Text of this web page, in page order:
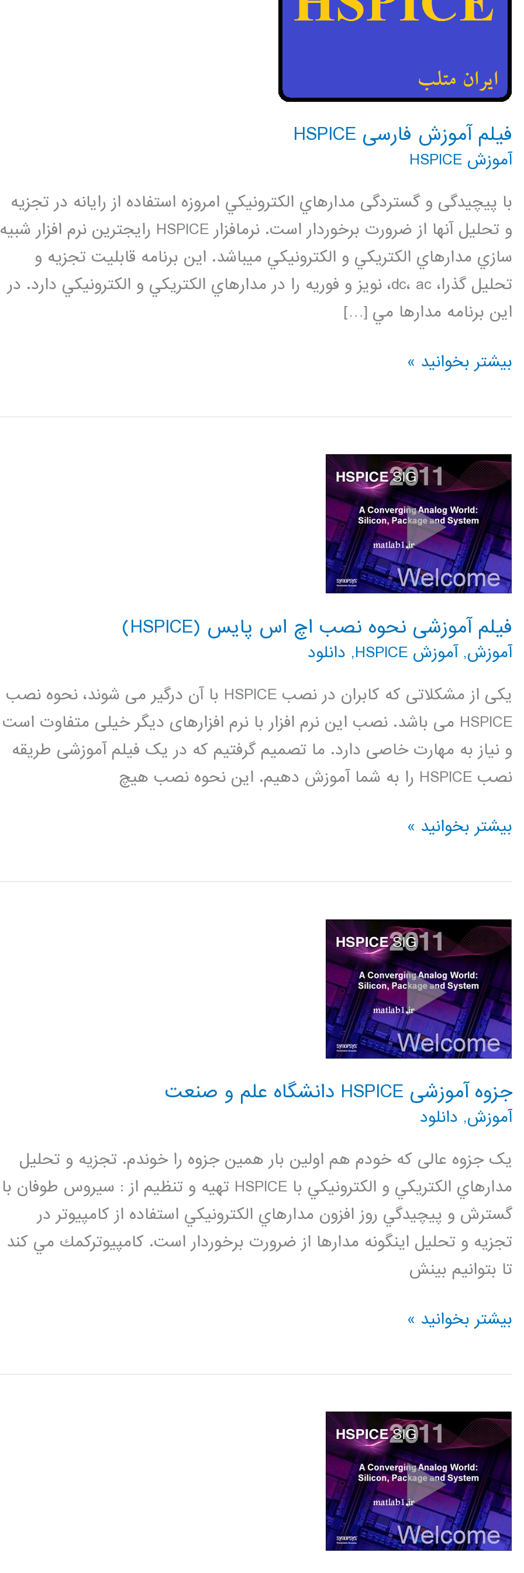
فیلم آموزش فارسی HSPICE
آموزش HSPICE
با پیچیدگی و گستردگی مدارهاي الكترونيكي امروزه استفاده از رایانه در تجزيه
و تحليل آن­ها از ضرورت برخوردار است. نرم­افزار HSPICE رایج­ترین نرم­ افزار شبيه
سازي مدارهاي الكتريكي و الكترونيكي مي­باشد. اين برنامه قابليت تجزيه و
تحليل­ گذرا، dc، ac، نویز و فوریه را در مدارهاي الكتريكي و الكترونيكي دارد. در
این برنامه مدارها مي […]
فیلم
فارسی
بیشتر بخوانید »
فیلم آموزشی نحوه نصب اچ اس پایس (HSPICE)
آموزش,آموزش HSPICE , دانلود
یکی از مشکلاتی که کابران در نصب HSPICE با آن درگیر می شوند، نحوه نصب
HSPICE می باشد. نصب این نرم افزار با نرم افزارهای دیگر خیلی متفاوت است
و نیاز به مهارت خاصی دارد. ما تصمیم گرفتیم که در یک فیلم آموزشی طریقه
نصب HSPICE را به شما آموزش دهیم. این نحوه نصب هیچ
فیلم
نحوه
اچ
اس
پایس
(HSPICE)
بیشتر بخوانید »
جزوه آموزشی HSPICE دانشگاه علم و صنعت
آموزش, دانلود
یک جزوه عالی که خودم هم اولین بار همین جزوه را خوندم. تجزيه و تحليل
مدارهاي الكتريكي و الكترونيكي با HSPICE تهيه و تنظيم از : سيروس طوفان با
گسترش و پيچيدگي روز افزون مدارهاي الكترونيكي استفاده از كامپيوتر در
تجزيه و تحليل اينگونه مدارها از ضرورت برخوردار است. كامپيوتركمك مي كند
تا بتوانيم بينش
جزوه
HSPICE
علم
و
صنعت
بیشتر بخوانید »